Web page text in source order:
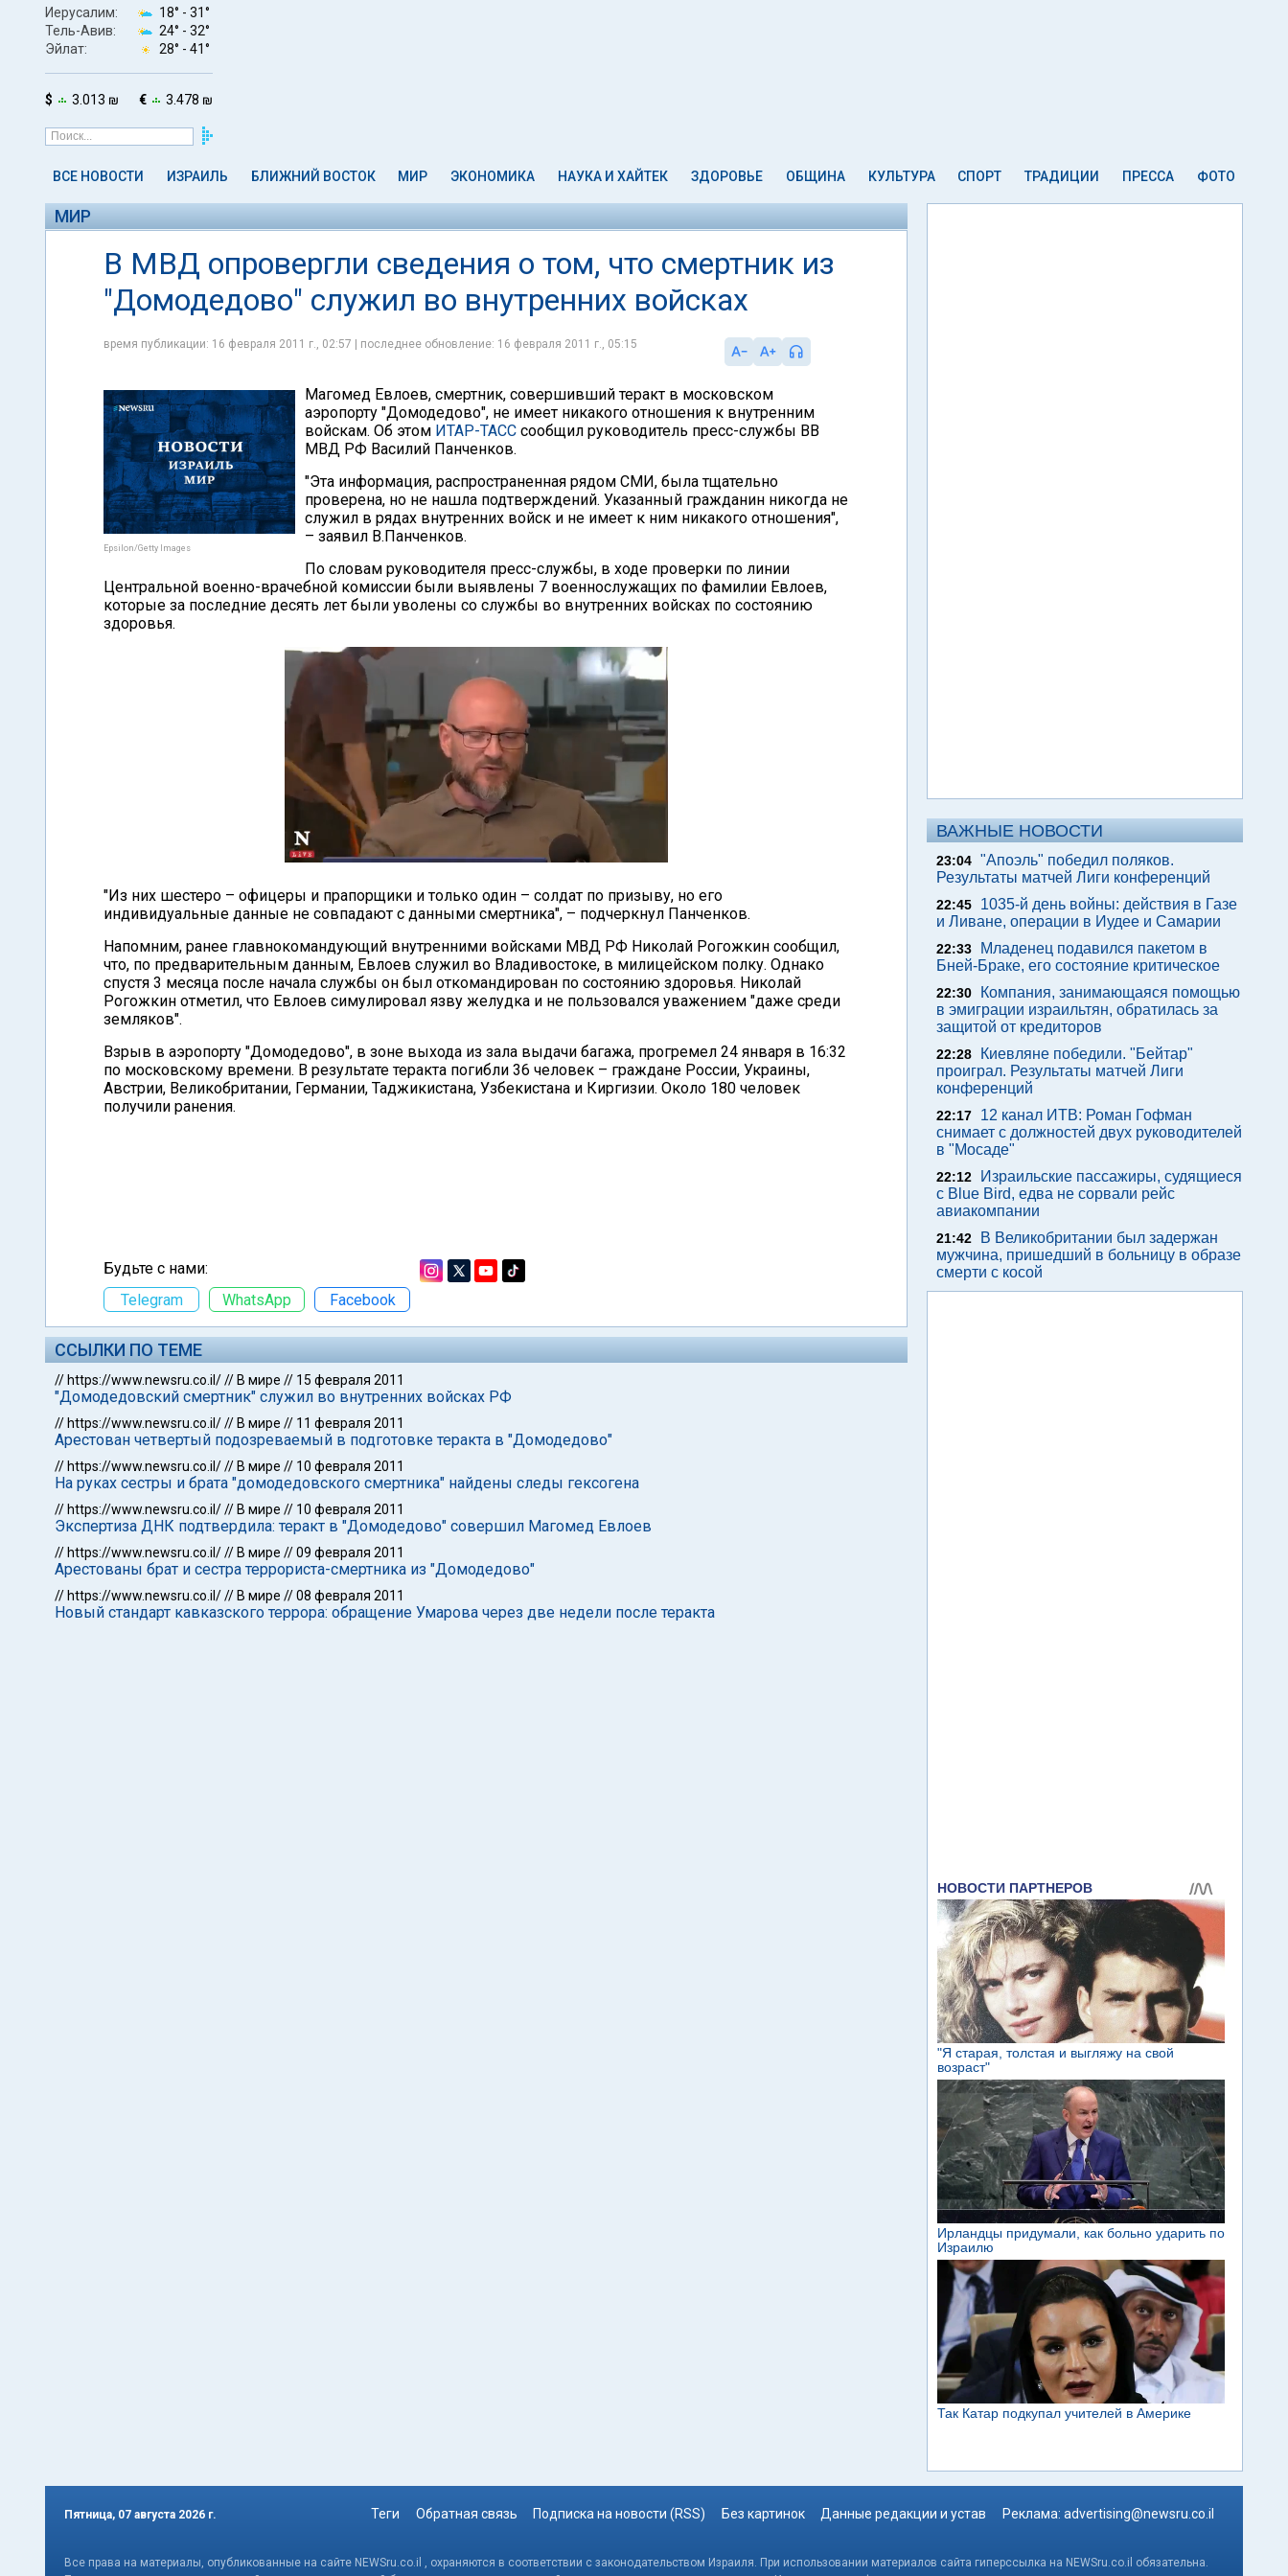
Иерусалим: 18° - 31°
Тель-Авив:
24° - 32°
Эйлат:
28° - 41°
$ 3.013 ₪ € 3.478 ₪
ВСЕ НОВОСТИ ИЗРАИЛЬ БЛИЖНИЙ ВОСТОК МИР ЭКОНОМИКА НАУКА И ХАЙТЕК ЗДОРОВЬЕ ОБЩИНА КУЛЬТУРА СПОРТ ТРАДИЦИИ ПРЕССА ФОТО
МИР
В МВД опровергли сведения о том, что смертник из
"Домодедово" служил во внутренних войсках
время публикации: 16 февраля 2011 г., 02:57 | последнее обновление: 16 февраля 2011 г., 05:15
Epsilon/Getty Images
Магомед Евлоев, смертник, совершивший теракт в московском
аэропорту "Домодедово", не имеет никакого отношения к внутренним
войскам. Об этом ИТАР-ТАСС сообщил руководитель пресс-службы ВВ
МВД РФ Василий Панченков.
"Эта информация, распространенная рядом СМИ, была тщательно
проверена, но не нашла подтверждений. Указанный гражданин никогда не
служил в рядах внутренних войск и не имеет к ним никакого отношения",
– заявил В.Панченков.
По словам руководителя пресс-службы, в ходе проверки по линии
Центральной военно-врачебной комиссии были выявлены 7 военнослужащих по фамилии Евлоев,
которые за последние десять лет были уволены со службы во внутренних войсках по состоянию
здоровья.
"Из них шестеро – офицеры и прапорщики и только один – солдат по призыву, но его
индивидуальные данные не совпадают с данными смертника", – подчеркнул Панченков.
Напомним, ранее главнокомандующий внутренними войсками МВД РФ Николай Рогожкин сообщил,
что, по предварительным данным, Евлоев служил во Владивостоке, в милицейском полку. Однако
спустя 3 месяца после начала службы он был откомандирован по состоянию здоровья. Николай
Рогожкин отметил, что Евлоев симулировал язву желудка и не пользовался уважением "даже среди
земляков".
Взрыв в аэропорту "Домодедово", в зоне выхода из зала выдачи багажа, прогремел 24 января в 16:32
по московскому времени. В результате теракта погибли 36 человек – граждане России, Украины,
Австрии, Великобритании, Германии, Таджикистана, Узбекистана и Киргизии. Около 180 человек
получили ранения.
Будьте с нами:
Telegram
WhatsApp Facebook
ССЫЛКИ ПО ТЕМЕ
// https://www.newsru.co.il/// В мире // 15 февраля 2011
"Домодедовский смертник" служил во внутренних войсках РФ
// https://www.newsru.co.il/// В мире // 11 февраля 2011
Арестован четвертый подозреваемый в подготовке теракта в "Домодедово"
// https://www.newsru.co.il/// В мире // 10 февраля 2011
На руках сестры и брата "домодедовского смертника" найдены следы гексогена
// https://www.newsru.co.il/// В мире // 10 февраля 2011
Экспертиза ДНК подтвердила: теракт в "Домодедово" совершил Магомед Евлоев
// https://www.newsru.co.il/// В мире //09 февраля 2011
Арестованы брат и сестра террориста-смертника из "Домодедово"
// https://www.newsru.co.il/// В мире //08 февраля 2011
Новый стандарт кавказского террора: обращение Умарова через две недели после теракта
ВАЖНЫЕ НОВОСТИ
23:04 "Апоэль" победил поляков.
Результаты матчей Лиги конференций
22:45
1035-й день войны: действия в Газе
и Ливане, операции в Иудее и Самарии
22:33
Младенец подавился пакетом в
Бней-Браке, его состояние критическое
22:30
Компания, занимающаяся помощью
в эмиграции израильтян, обратилась за
защитой от кредиторов
22:28
Киевляне победили. "Бейтар"
проиграл. Результаты матчей Лиги
конференций
22:17
12 канал ИТВ: Роман Гофман
снимает с должностей двух руководителей
в "Мосаде"
22:12
Израильские пассажиры, судящиеся
с Blue Bird, едва не сорвали рейс
авиакомпании
21:42
В Великобритании был задержан
мужчина, пришедший в больницу в образе
смерти с косой
Пятница, 07 августа 2026 г. Теги Обратная связь Подписка на новости (RSS) Без картинок Данные редакции и устав Реклама: advertising@newsru.co.il
Все права на материалы, опубликованные на сайте NEWSru.co.il , охраняются в соответствии с законодательством Израиля. При использовании материалов сайта гиперссылка на NEWSru.co.il обязательна.